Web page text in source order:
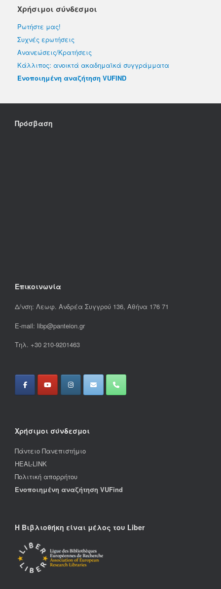
Χρήσιμοι σύνδεσμοι
Ρωτήστε μας!
Συχνές ερωτήσεις
Ανανεώσεις/Κρατήσεις
Κάλλιπος: ανοικτά ακαδημαϊκά συγγράμματα
Ενοποιημένη αναζήτηση VUFIND
Πρόσβαση
Επικοινωνία
Δ/νση: Λεωφ. Ανδρέα Συγγρού 136, Αθήνα 176 71
E-mail: libp@panteion.gr
Τηλ. +30 210-9201463
Χρήσιμοι σύνδεσμοι
Πάντειο Πανεπιστήμιο
HEAL-LINK
Πολιτική απορρήτου
Ενοποιημένη αναζήτηση VUFind
Η Βιβλιοθήκη είναι μέλος του Liber